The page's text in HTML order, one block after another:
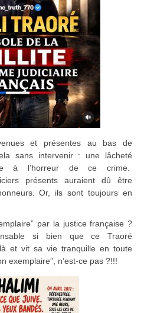
et présentes au bas de
sans intervenir : une lâcheté
à l’horreur de ce crime.
présents auraient dû être
Or, ils sont toujours en
par la justice française ?
si bien que ce Traoré
et vit sa vie tranquille en toute
exemplaire”, n’est-ce pas ?!!!